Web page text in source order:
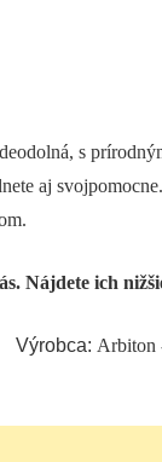
s
aj
Nájdete ich
Výrobca: Arbiton